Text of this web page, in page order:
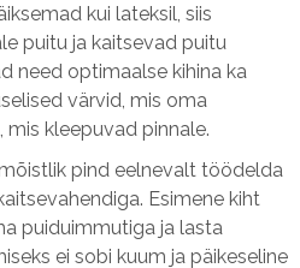
kui lateksil, siis
puitu ja kaitsevad puitu
need optimaalse kihina ka
värvid, mis oma
kleepuvad pinnale.
pind eelnevalt töödelda
Esimene kiht
puiduimmutiga ja lasta
ei sobi kuum ja päikeseline